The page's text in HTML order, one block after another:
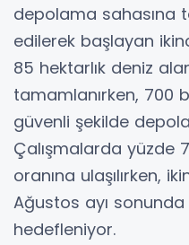
depolama sahasına
edilerek başlayan
85 hektarlık deniz
tamamlanırken, 700
güvenli şekilde
Çalışmalarda yüzde
oranına ulaşılırken,
Ağustos ayı
hedefleniyor.